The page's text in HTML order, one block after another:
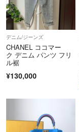
デニム/ジーンズ
CHANEL ココマー
ク デニム パンツ フリ
ル裾
¥130,000